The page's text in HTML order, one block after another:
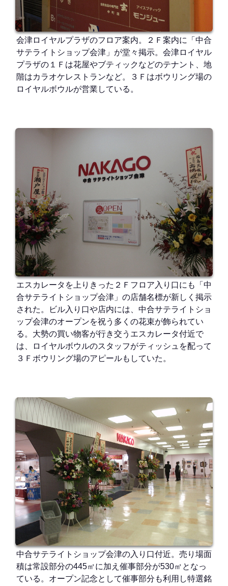
会津ロイヤルプラザのフロア案内。２Ｆ案内に「中合
サテライトショップ会津」が堂々掲示。会津ロイヤル
プラザの１Ｆは花屋やブティックなどのテナント、地
階はカラオケレストランなど。３Ｆはボウリング場の
ロイヤルボウルが営業している。
エスカレータを上りきった２Ｆフロア入り口にも「中
合サテライトショップ会津」の店舗名標が新しく掲示
された。ビル入り口や店内には、中合サテライトショ
ップ会津のオープンを祝う多くの花束が飾られてい
る。大勢の買い物客が行き交うエスカレータ付近で
は、ロイヤルボウルのスタッフがティッシュを配って
３Ｆボウリング場のアピールもしていた。
中合サテライトショップ会津の入り口付近。売り場面
積は常設部分の445㎡に加え催事部分が530㎡となっ
ている。オープン記念として催事部分も利用し特選銘